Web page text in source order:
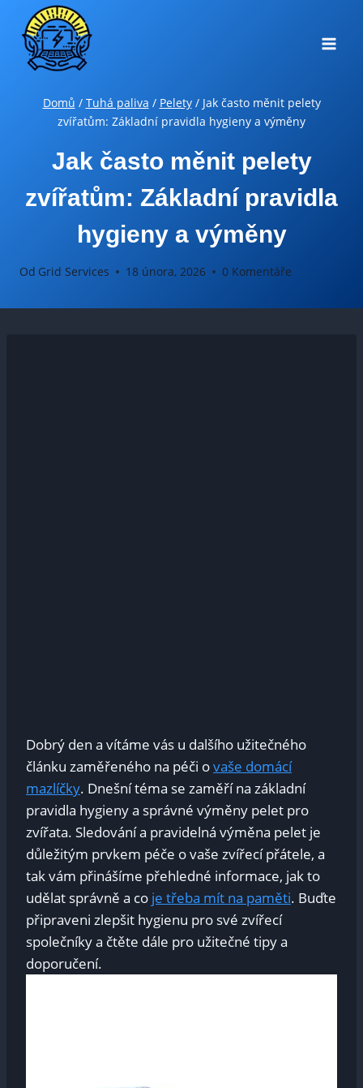
Přeskočit
obsah
Domů / Tuhá paliva / Pelety / Jak často měnit pelety
zvířatům: Základní pravidla hygieny a výměny
Jak často měnit pelety
zvířatům: Základní pravidla
hygieny a výměny
Od Grid Services 18 února, 2026 0 Komentáře
Dobrý den a vítáme vás u dalšího užitečného
článku zaměřeného na péči ovaše domácí
mazlíčky. Dnešní téma se zaměří na základní
pravidla hygieny a správné výměny pelet pro
zvířata. Sledování a pravidelná výměna pelet je
důležitým prvkem péče o vaše zvířecí přátele, a
tak vám přinášíme přehledné informace, jak to
udělat správně a co je třeba mít na paměti. Buďte
připraveni zlepšit hygienu pro své zvířecí
společníky a čtěte dále pro užitečné tipy a
doporučení.